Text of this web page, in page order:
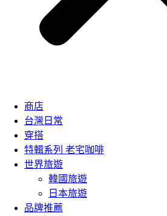
商店
台灣日常
穿搭
特輯系列 老宅咖啡
世界旅遊
韓國旅遊
日本旅遊
品牌推薦